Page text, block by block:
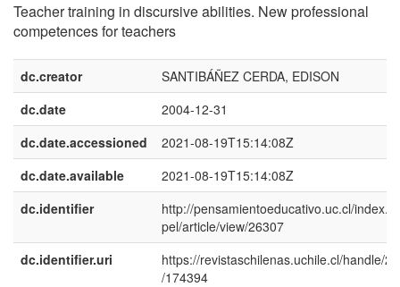
Teacher training in discursive abilities. New professional
competences for teachers
dc.creator
SANTIBÁÑEZ CERDA, EDISON
dc.date
2004-12-31
dc.date.accessioned
2021-08-19T15:14:08Z
dc.date.available
2021-08-19T15:14:08Z
dc.identifier
http://pensamientoeducativo.uc.cl/
pel/article/view/26307
dc.identifier.uri
https://revistaschilenas.uchile.cl/handle/
/174394